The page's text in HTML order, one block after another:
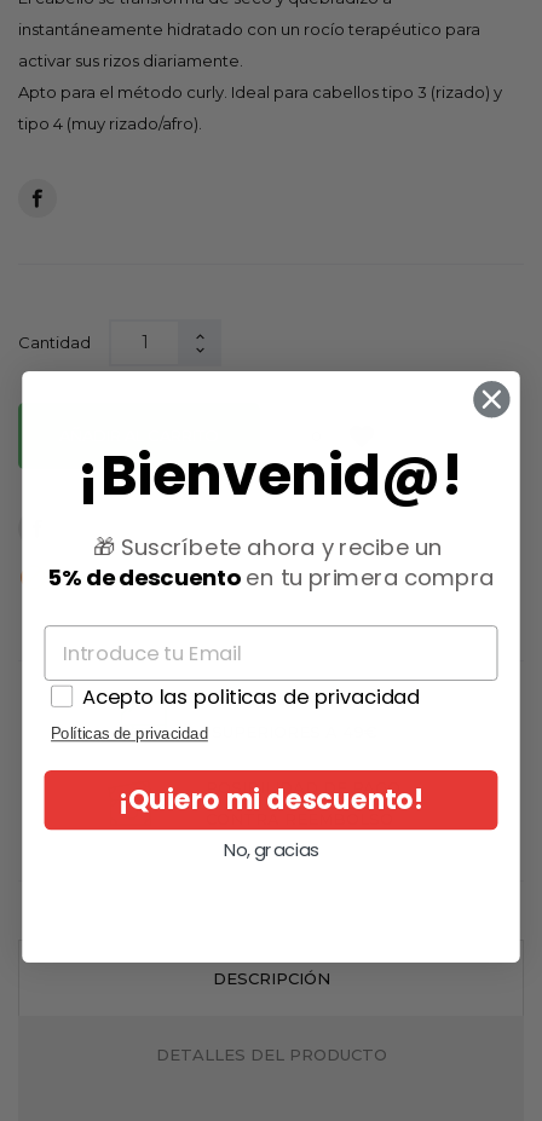
instantáneamente hidratado con un rocío terapéutico para
activar sus rizos diariamente.
Apto para el método curly. Ideal para cabellos tipo 3 (rizado) y
tipo 4 (muy rizado/afro).
Cantidad
 Fuera de stock
GRATIS EN PEDIDOS
POSIBILIDAD DE PAGO
DESCRIPCIÓN
DETALLES DEL PRODUCTO
¡Bienvenid@!
🎁 Suscríbete ahora y recibe un
5% de descuentoen tu primera compra
Acepto las politicas de privacidad
Políticas de privacidad
¡Quiero mi descuento!
No, gracias